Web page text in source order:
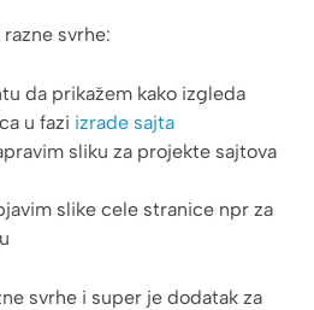
svrhe:
da prikažem kako izgleda
u fazi izrade sajta
sliku za projekte sajtova
slike cele stranice npr za
svrhe i super je dodatak za